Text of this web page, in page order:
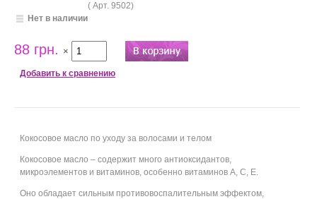
( Арт. 9502)
Нет в наличии
88 грн. ×
Добавить к сравнению
Кокосовое масло по уходу за волосами и телом
Кокосовое масло – содержит много антиоксидантов,
микроэлементов и витаминов, особенно витаминов А, С, Е.
Оно обладает сильным противовоспалительным эффектом,